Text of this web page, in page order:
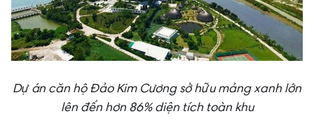
Dự án căn hộ Đảo Kim Cương sở hữu mảng xanh lớn
lên đến hơn 86% diện tích toàn khu